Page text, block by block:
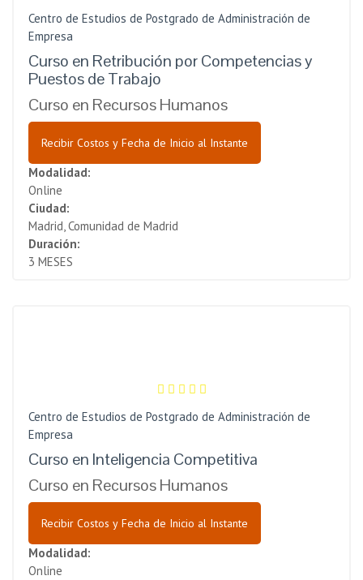
Centro de Estudios de Postgrado de Administración de
Empresa
Curso en Retribución por Competencias y
Puestos de Trabajo
Curso en Recursos Humanos
Recibir Costos y Fecha de Inicio al Instante
Modalidad:
Online
Ciudad:
Madrid, Comunidad de Madrid
Duración:
3 MESES
Centro de Estudios de Postgrado de Administración de
Empresa
Curso en Inteligencia Competitiva
Curso en Recursos Humanos
Recibir Costos y Fecha de Inicio al Instante
Modalidad:
Online